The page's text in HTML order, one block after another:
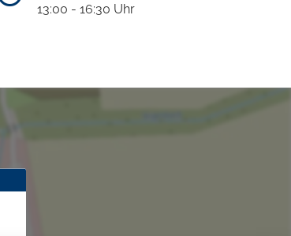
13:00 - 16:30 Uhr